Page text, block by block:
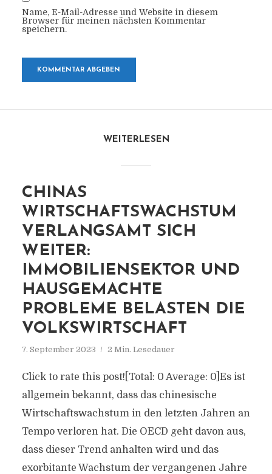
Name, E-Mail-Adresse und Website in diesem
Browser für meinen nächsten Kommentar
speichern.
WEITERLESEN
CHINAS
WIRTSCHAFTSWACHSTUM
VERLANGSAMT SICH
WEITER:
IMMOBILIENSEKTOR UND
HAUSGEMACHTE
PROBLEME BELASTEN DIE
VOLKSWIRTSCHAFT
7. September 2023 2 Min. Lesedauer
Click to rate this post![Total: 0 Average: 0]Es ist
allgemein bekannt, dass das chinesische
Wirtschaftswachstum in den letzten Jahren an
Tempo verloren hat. Die OECD geht davon aus,
dass dieser Trend anhalten wird und das
exorbitante Wachstum der vergangenen Jahre